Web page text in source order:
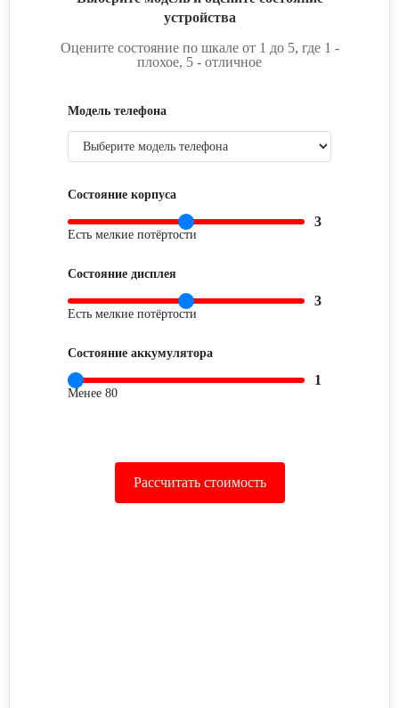
устройства
Оцените состояние по шкале от 1 до 5, где 1 -
плохое, 5 - отличное
Модель телефона
Состояние корпуса
3
Есть мелкие потёртости
Состояние дисплея
3
Есть мелкие потёртости
Состояние аккумулятора
1
Менее 80
Рассчитать стоимость